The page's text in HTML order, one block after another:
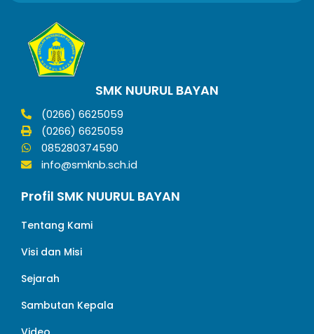
SMK NUURUL BAYAN
(0266) 6625059
(0266) 6625059
085280374590
info@smknb.sch.id
Profil SMK NUURUL BAYAN
Tentang Kami
Visi dan Misi
Sejarah
Sambutan Kepala